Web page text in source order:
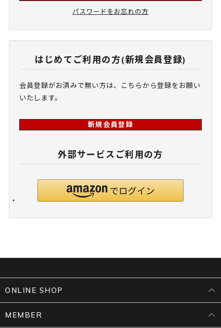
パスワードをお忘れの方
はじめてご利用の方(新規会員登録)
会員登録がお済みで無い方は、こちらから登録をお願い
いたします。
新規会員登録
外部サービスご利用の方
ONLINE SHOP
MEMBER